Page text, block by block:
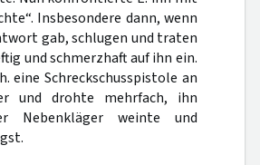
Insbesondere dann, wenn
gab, schlugen und traten
und schmerzhaft auf ihn ein.
eine Schreckschusspistole an
und drohte mehrfach, ihn
Nebenkläger weinte und